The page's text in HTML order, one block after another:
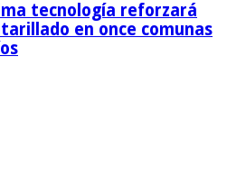
tecnología reforzará
en once comunas